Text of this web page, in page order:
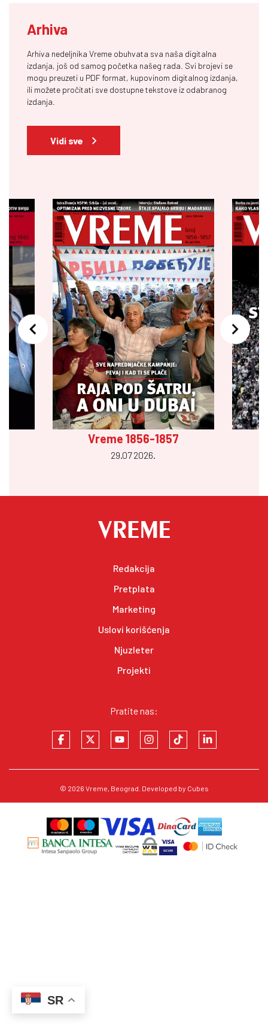
Arhiva
Arhiva nedeljnika Vreme obuhvata sva naša digitalna
izdanja, još od samog početka našeg rada. Svi brojevi se
mogu preuzeti u PDF format, kupovinom digitalnog izdanja,
ili možete pročitati sve dostupne tekstove iz odabranog
izdanja.
Vidi sve
Vreme 1856-1857
29.07 2026.
Redakcija
Pretplata
Marketing
Uslovi korišćenja
Njuzleter
Projekti
Pratite nas:
© 2026 Vreme , Beograd. Developed by Cubes
SR